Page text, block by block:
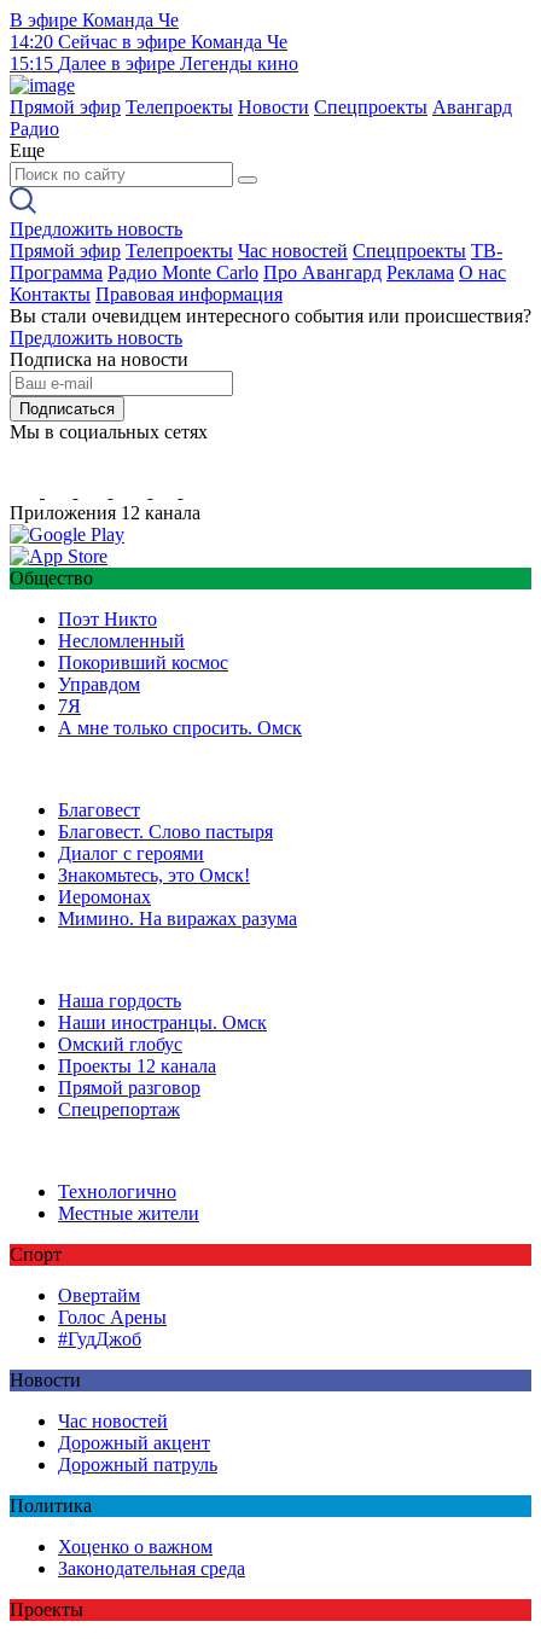
В эфире Команда Че
14:20 Сейчас в эфире Команда Че
15:15 Далее в эфире Легенды кино
Прямой эфир Телепроекты Новости Спецпроекты Авангард
Радио
Еще
Предложить новость
Прямой эфир Телепроекты Час новостей Спецпроекты ТВ-
Программа Радио Monte Carlo Про Авангард Реклама О нас
Контакты Правовая информация
Вы стали очевидцем интересного события или происшествия?
Предложить новость
Подписка на новости
Подписаться
Мы в социальных сетях
Приложения 12 канала
Общество
Поэт Никто
Несломленный
Покоривший космос
Управдом
7Я
А мне только спросить. Омск
Благовест
Благовест. Слово пастыря
Диалог с героями
Знакомьтесь, это Омск!
Иеромонах
Мимино. На виражах разума
Наша гордость
Наши иностранцы. Омск
Омский глобус
Проекты 12 канала
Прямой разговор
Спецрепортаж
Технологично
Местные жители
Спорт
Овертайм
Голос Арены
#ГудДжоб
Новости
Час новостей
Дорожный акцент
Дорожный патруль
Политика
Хоценко о важном
Законодательная среда
Проекты